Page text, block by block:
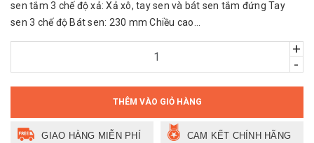
sen tắm 3 chế độ xả: Xả xô, tay sen và bát sen tắm đứng Tay
sen 3 chế độ Bát sen: 230 mm Chiều cao...
+
-
THÊM VÀO GIỎ HÀNG
GIAO HÀNG MIỄN PHÍ CAM KẾT CHÍNH HÃNG